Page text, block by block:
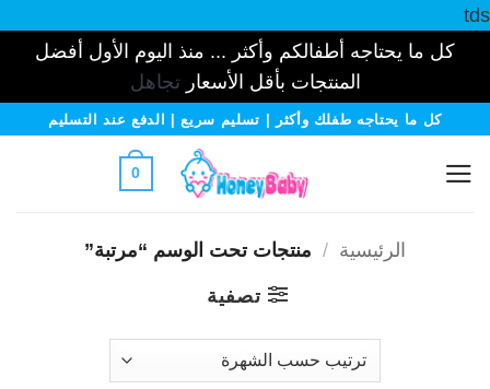
tds
كل ما يحتاجه أطفالكم وأكثر ... منذ اليوم الأول أفضل
المنتجات بأقل الأسعارتجاهل
تخطيكل ما يحتاجه طفلك وأكثر | تسليم سريع | الدفع عند التسليم
0
الرئيسية / منتجات تحت الوسم “مرتبة”
تصفية